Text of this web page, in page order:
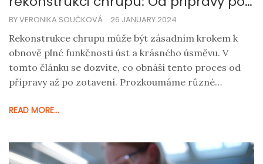
zotavení
BY VERONIKA SOUČKOVÁ 26 JANUARY 2024
Rekonstrukce chrupu může být zásadním krokem k
obnově plné funkčnosti úst a krásného úsměvu. V
tomto článku se dozvíte, co obnáší tento proces od
přípravy až po zotavení. Prozkoumáme různé
připravit na úspěšnou rekonstrukci. Tento článek je
se chtějí dozvědět více o tomto zákroku.
READ MORE...